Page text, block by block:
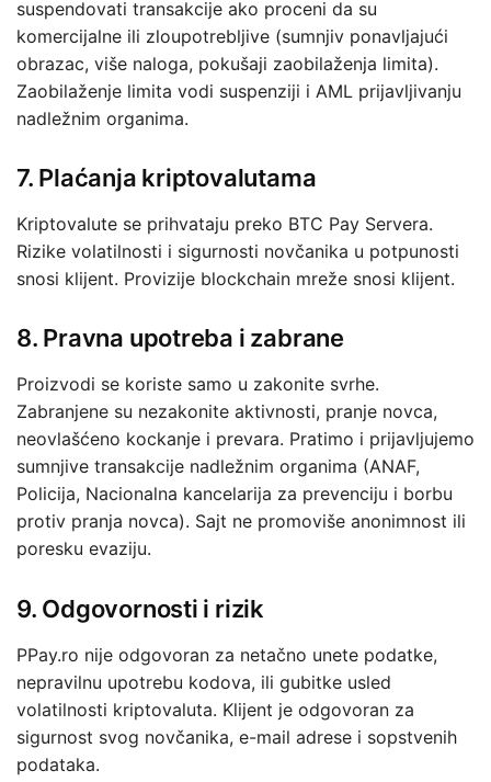
suspendovati transakcije ako proceni da su
komercijalne ili zloupotrebljive (sumnjiv ponavljajući
obrazac, više naloga, pokušaji zaobilaženja limita).
Zaobilaženje limita vodi suspenziji i AML prijavljivanju
nadležnim organima.
7. Plaćanja kriptovalutama
Kriptovalute se prihvataju preko BTC Pay Servera.
Rizike volatilnosti i sigurnosti novčanika u potpunosti
snosi klijent. Provizije blockchain mreže snosi klijent.
8. Pravna upotreba i zabrane
Proizvodi se koriste samo u zakonite svrhe.
Zabranjene su nezakonite aktivnosti, pranje novca,
neovlašćeno kockanje i prevara. Pratimo i prijavljujemo
sumnjive transakcije nadležnim organima (ANAF,
Policija, Nacionalna kancelarija za prevenciju i borbu
protiv pranja novca). Sajt ne promoviše anonimnost ili
poresku evaziju.
9. Odgovornosti i rizik
PPay.ro nije odgovoran za netačno unete podatke,
nepravilnu upotrebu kodova, ili gubitke usled
volatilnosti kriptovaluta. Klijent je odgovoran za
sigurnost svog novčanika, e-mail adrese i sopstvenih
podataka.